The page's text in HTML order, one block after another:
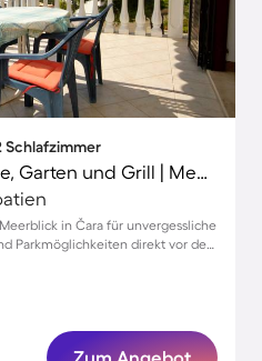
Schlafzimmer
Apartment mit Terrasse, Garten und Grill | Meerblick
in Čara für unvergessliche
Parkmöglichkeiten direkt vor der